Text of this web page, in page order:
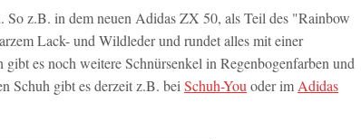
z.B. in dem neuen Adidas ZX 50, als Teil des "Rainbow
Lack- und Wildleder und rundet alles mit einer
es noch weitere Schnürsenkel in Regenbogenfarben und
Schuh gibt es derzeit z.B. bei Schuh-You oder im Adidas